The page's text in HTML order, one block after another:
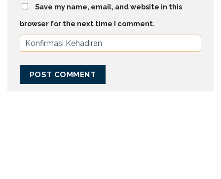
Save my name, email, and website in this
browser for the next time I comment.